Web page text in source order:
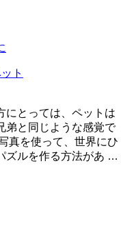
ト
にとっては、ペットは
弟と同じような感覚で
真を使って、世界にひ
ズルを作る方法があ …